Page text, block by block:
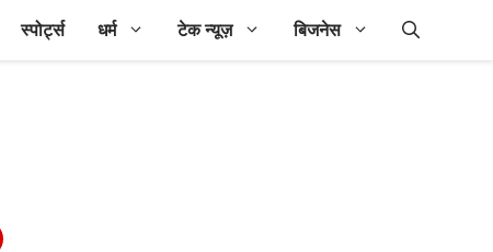
स्पोर्ट्स धर्म टेक न्यूज़ बिजनेस